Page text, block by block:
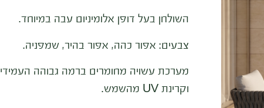
השולחן בעל דופן אלומיניום עבה במיוחד.
צבעים: אפור כהה, אפור בהיר, שמפניה.
מערכת עשויה מחומרים ברמה גבוהה
וקרינת UV מהשמש.